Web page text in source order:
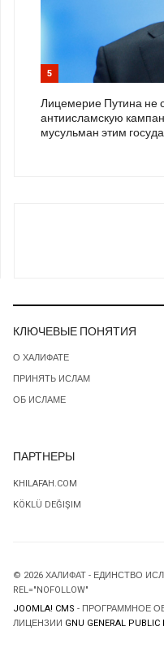
5
Лицемерие Путина не
антиисламскую
мусульман этим
КЛЮЧЕВЫЕ ПОНЯТИЯ
О ХАЛИФАТЕ
ПРИНЯТЬ ИСЛАМ
ОБ ИСЛАМЕ
ПАРТНЕРЫ
KHILAFAH.COM
KÖKLÜ DEĞIŞIM
© 2026 ХАЛИФАТ - ЕДИНСТВО
REL="NOFOLLOW"
JOOMLA! CMS - ПРОГРАММНОЕ
ЛИЦЕНЗИИ GNU GENERAL PUBLIC